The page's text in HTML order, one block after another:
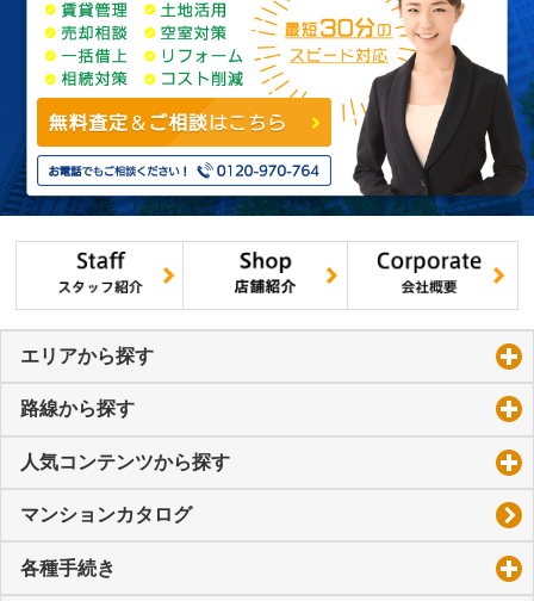
エリアから探す
路線から探す
人気コンテンツから探す
マンションカタログ
各種手続き